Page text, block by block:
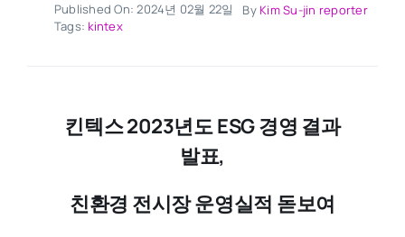
Published On: 2024년 02월 22일 ByKim Su-jin reporter
Tags:kintex
킨텍스 2023년도 ESG 경영 결과
발표,
친환경 전시장 운영실적 돋보여